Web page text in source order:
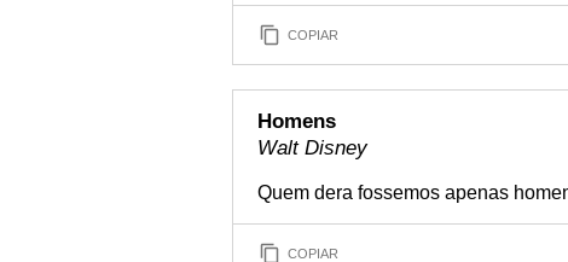
COPIAR
Homens
Walt Disney
Quem dera fossemos apenas
COPIAR